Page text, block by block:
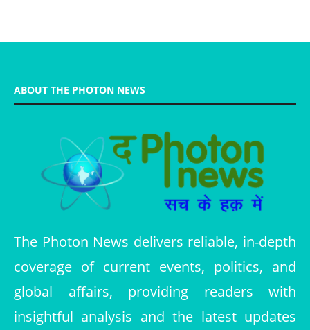
ABOUT THE PHOTON NEWS
The Photon News delivers reliable, in-depth
coverage of current events, politics, and
global affairs, providing readers with
insightful analysis and the latest updates